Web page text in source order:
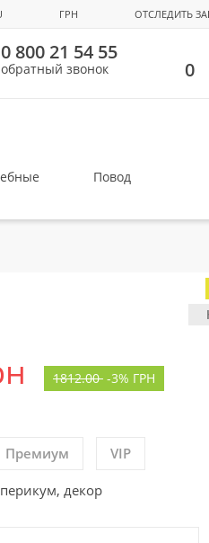
ГРН ОТСЛЕДИТЬ
0 800 21 54 55
обратный звонок 0
Повод
1812.00 -3% ГРН
Премиум VIP
декор